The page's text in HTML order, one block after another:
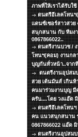
ภาพที่ให้เราได้รับใช้
ดนตรีอีเลคโทนฯ
แดนซ์เซอร์สาวสว
สนุกสนาน กับ ทีมง
0867866022..
ดนตรีงานบวช /
โทนฯ(คอม) งานกล
บุญกันทั่วหน้า..จาก
ดนตรีงานอุปสม
สวย เต้นมันส์ เกินห้
คนมาร่วมงานบุญ
ครับ....โดย วงแอ๊ด
ดนตรีอีเลคโทนฯ
คน แนวสนุกสนาน
0867866022 แอ๊ด
ดนตรีงานอุปสม